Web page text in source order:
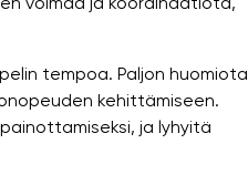
tempoa. Paljon huomiota
kehittämiseen.
ja lyhyitä